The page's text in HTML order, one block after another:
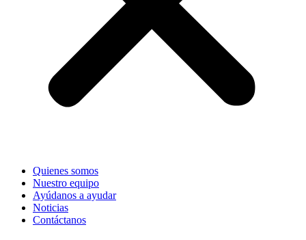
Quienes somos
Nuestro equipo
Ayúdanos a ayudar
Noticias
Contáctanos